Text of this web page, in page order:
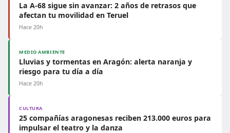
La A-68 sigue sin avanzar: 2 años de retrasos que
afectan tu movilidad en Teruel
Hace 20h
MEDIO AMBIENTE
Lluvias y tormentas en Aragón: alerta naranja y
riesgo para tu día a día
Hace 20h
CULTURA
25 compañías aragonesas reciben 213.000 euros para
impulsar el teatro y la danza